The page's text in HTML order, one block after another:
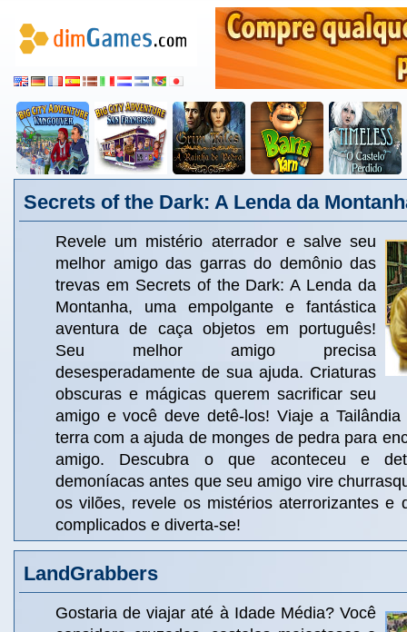
Secrets of the Dark: A Lenda da
Revele um mistério aterrador e salve seu
melhor amigo das garras do demônio das
trevas em Secrets of the Dark: A Lenda da
Montanha, uma empolgante e fantástica
aventura de caça objetos em português!
Seu melhor amigo precisa
desesperadamente de sua ajuda. Criaturas
obscuras e mágicas querem sacrificar seu
amigo e você deve detê-los! Viaje a
terra com a ajuda de monges de pedra para
amigo. Descubra o que aconteceu e
demoníacas antes que seu amigo vire
os vilões, revele os mistérios aterrorizantes e
complicados e diverta-se!
LandGrabbers
Gostaria de viajar até à Idade Média? Você